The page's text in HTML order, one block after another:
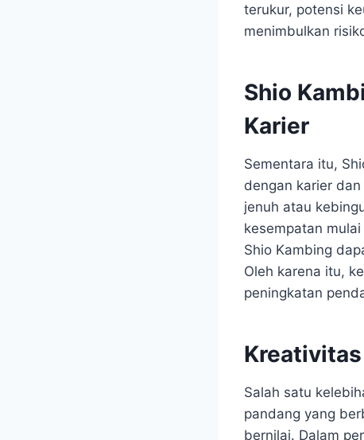
terukur, potensi
menimbulkan
Shio
Karier
Sementara itu,
dengan karier
jenuh atau
kesempatan
Shio Kambing
Oleh karena itu,
peningkatan
Salah satu
pandang yang
bernilai. Dalam